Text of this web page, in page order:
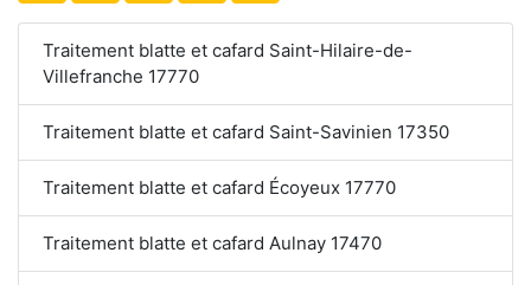
Traitement blatte et cafard Saint-Hilaire-de-
Villefranche 17770
Traitement blatte et cafard Saint-Savinien 17350
Traitement blatte et cafard Écoyeux 17770
Traitement blatte et cafard Aulnay 17470